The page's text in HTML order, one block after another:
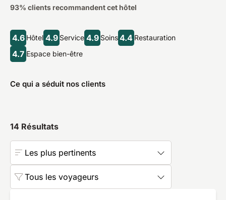
93% clients recommandent cet hôtel
4.6 Hôtel 4.9 Service 4.9 Soins4.4 Restauration
4.7 Espace bien-être
Ce qui a séduit nos clients
14 Résultats
Les plus pertinents
Tous les voyageurs